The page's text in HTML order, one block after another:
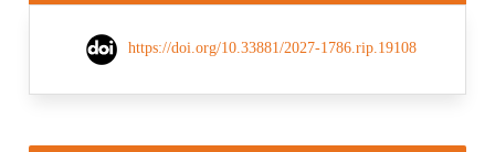
https://doi.org/10.33881/2027-1786.rip.19108